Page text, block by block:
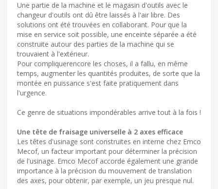
Une partie de la machine et le magasin d'outils avec le
changeur d'outils ont dû être laissés à l'air libre. Des
solutions ont été trouvées en collaborant. Pour que la
mise en service soit possible, une enceinte séparée a été
construite autour des parties de la machine qui se
trouvaient à l'extérieur.
Pour compliquerencore les choses, il a fallu, en même
temps, augmenter les quantités produites, de sorte que la
montée en puissance s'est faite pratiquement dans
l'urgence.
Ce genre de situations impondérables arrive tout à la fois !
Une tête de fraisage universelle à 2 axes efficace
Les têtes d'usinage sont construites en interne chez Emco
Mecof, un facteur important pour déterminer la précision
de l'usinage. Emco Mecof accorde également une grande
importance à la précision du mouvement de translation
des axes, pour obtenir, par exemple, un jeu presque nul.